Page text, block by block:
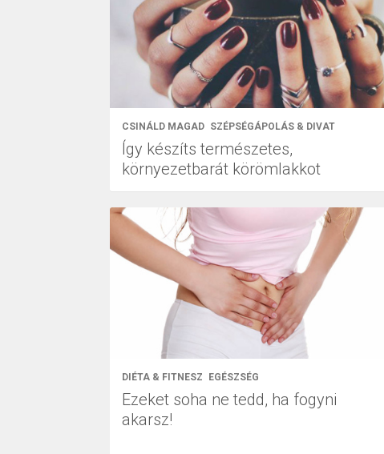
CSINÁLD MAGAD SZÉPSÉGÁPOLÁS & DIVAT
Így készíts természetes,
környezetbarát körömlakkot
DIÉTA & FITNESZ EGÉSZSÉG
Ezeket soha ne tedd, ha fogyni
akarsz!